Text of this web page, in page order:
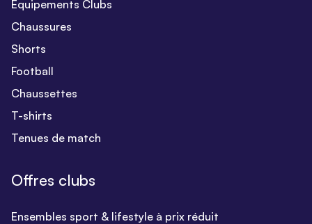
Equipements Clubs
Chaussures
Shorts
Football
Chaussettes
T-shirts
Tenues de match
Offres clubs
Ensembles sport & lifestyle à prix réduit